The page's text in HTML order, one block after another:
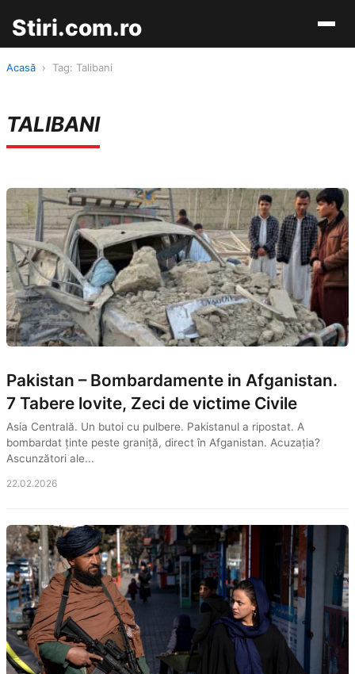
Stiri.com.ro
Acasă › Tag: Talibani
TALIBANI
Pakistan – Bombardamente in Afganistan.
7 Tabere lovite, Zeci de victime Civile
Asia Centrală. Un butoi cu pulbere. Pakistanul a ripostat. A
bombardat ținte peste graniță, direct în Afganistan. Acuzația?
Ascunzători ale...
22.02.2026